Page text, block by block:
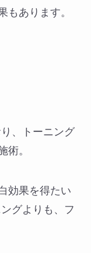
もあります。
、トーニング
術。
効果を得たい
グよりも、フ